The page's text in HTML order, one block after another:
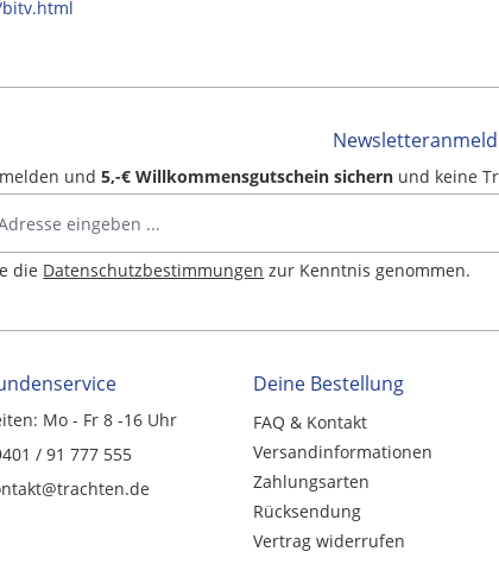
und5,-€ Willkommensgutschein sichern und keine
die Datenschutzbestimmungen zur Kenntnis genommen.
Mo - Fr 8 -16 Uhr
/ 91 777 555
Deine Bestellung
FAQ & Kontakt
Versandinformationen
Zahlungsarten
Rücksendung
Vertrag widerrufen